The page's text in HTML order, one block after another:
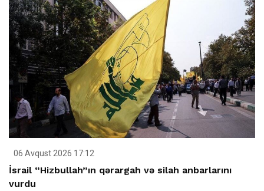
06 Avqust 2026 17:12
İsrail “Hizbullah”ın qərargah və silah anbarlarını
vurdu